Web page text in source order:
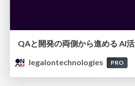
legalontechnologies
PRO